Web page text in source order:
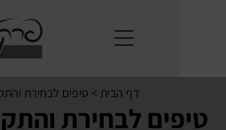
>טיפים לבחירת והתקנת
לבחירת והתקנת